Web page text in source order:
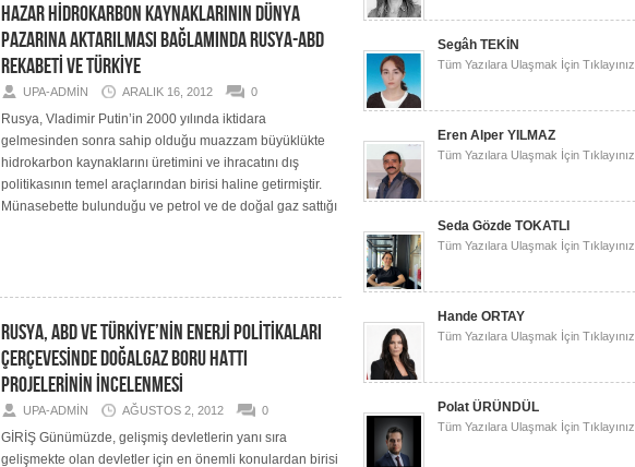
HAZAR HİDROKARBON KAYNAKLARININ DÜNYA
PAZARINA AKTARILMASI BAĞLAMINDA RUSYA-ABD
REKABETİ VE TÜRKİYE
UPA-ADMIN ARALIK 16, 2012 0
Rusya, Vladimir Putin’in 2000 yılında iktidara
gelmesinden sonra sahip olduğu muazzam büyüklükte
hidrokarbon kaynaklarını üretimini ve ihracatını dış
politikasının temel araçlarından birisi haline getirmiştir.
Münasebette bulunduğu ve petrol ve de doğal gaz sattığı
RUSYA, ABD VE TÜRKİYE’NİN ENERJİ POLİTİKALARI
ÇERÇEVESİNDE DOĞALGAZ BORU HATTI
PROJELERİNİN İNCELENMESİ
UPA-ADMIN AĞUSTOS 2, 2012 0
GİRİŞ Günümüzde, gelişmiş devletlerin yanı sıra
gelişmekte olan devletler için en önemli konulardan birisi
Segâh TEKİN
Tüm Yazılara Ulaşmak İçin Tıklayınız.
Eren Alper YILMAZ
Tüm Yazılara Ulaşmak İçin Tıklayınız.
Seda Gözde TOKATLI
Tüm Yazılara Ulaşmak İçin Tıklayınız.
Hande ORTAY
Tüm Yazılara Ulaşmak İçin Tıklayınız.
Polat ÜRÜNDÜL
Tüm Yazılara Ulaşmak İçin Tıklayınız.